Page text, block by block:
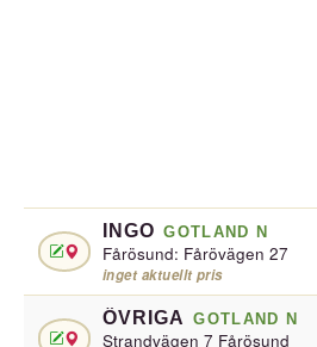
INGO GOTLAND N
Fårösund: Fårövägen 27
inget aktuellt pris
ÖVRIGA GOTLAND N
Strandvägen 7 Fårösund